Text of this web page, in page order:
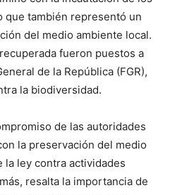
que también representó un
del medio ambiente local.
fueron puestos a
de la República (FGR),
la biodiversidad.
de las autoridades
la preservación del medio
la ley contra actividades
resalta la importancia de